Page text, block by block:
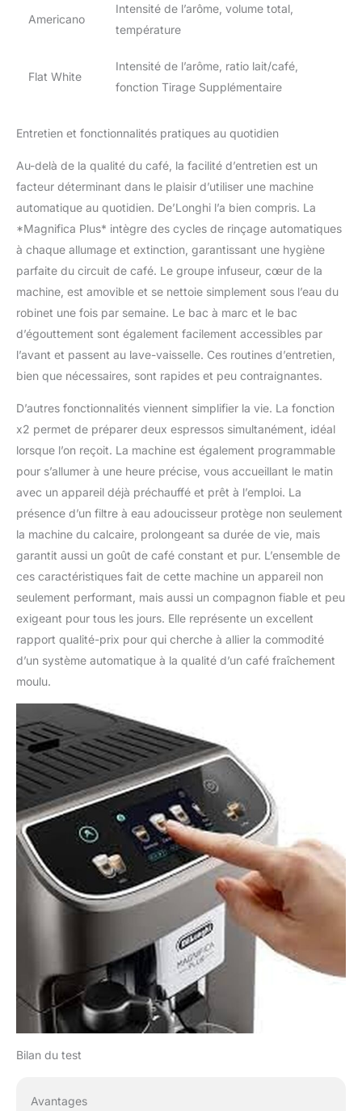
Americano
Intensité de l’arôme, volume total,
température
Flat White
Intensité de l’arôme, ratio lait/café,
fonction Tirage Supplémentaire
Entretien et fonctionnalités pratiques au quotidien
Au-delà de la qualité du café, la facilité d’entretien est un
facteur déterminant dans le plaisir d’utiliser une machine
automatique au quotidien. De’Longhi l’a bien compris. La
*Magnifica Plus* intègre des cycles de rinçage automatiques
à chaque allumage et extinction, garantissant une hygiène
parfaite du circuit de café. Le groupe infuseur, cœur de la
machine, est amovible et se nettoie simplement sous l’eau du
robinet une fois par semaine. Le bac à marc et le bac
d’égouttement sont également facilement accessibles par
l’avant et passent au lave-vaisselle. Ces routines d’entretien,
bien que nécessaires, sont rapides et peu contraignantes.
D’autres fonctionnalités viennent simplifier la vie. La fonction
x2 permet de préparer deux espressos simultanément, idéal
lorsque l’on reçoit. La machine est également programmable
pour s’allumer à une heure précise, vous accueillant le matin
avec un appareil déjà préchauffé et prêt à l’emploi. La
présence d’un filtre à eau adoucisseur protège non seulement
la machine du calcaire, prolongeant sa durée de vie, mais
garantit aussi un goût de café constant et pur. L’ensemble de
ces caractéristiques fait de cette machine un appareil non
seulement performant, mais aussi un compagnon fiable et peu
exigeant pour tous les jours. Elle représente un excellent
rapport qualité-prix pour qui cherche à allier la commodité
d’un système automatique à la qualité d’un café fraîchement
moulu.
Bilan du test
Avantages